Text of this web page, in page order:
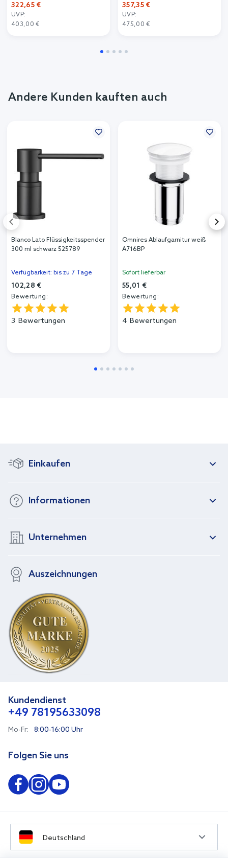
322,65 €
UVP:
403,00 €
357,35 €
UVP:
475,00 €
Andere Kunden kauften auch
Blanco Lato Flüssigkeitsspender
300 ml schwarz 525789
Verfügbarkeit: bis zu 7 Tage
102,28 €
Bewertung:
3 Bewertungen
Omnires Ablaufgarnitur weiß
A716BP
Sofort lieferbar
55,01 €
Bewertung:
4 Bewertungen
Einkaufen
Informationen
Unternehmen
Auszeichnungen
Kundendienst
+49 78195633098
Mo-Fr: 8:00-16:00 Uhr
Folgen Sie uns
Deutschland